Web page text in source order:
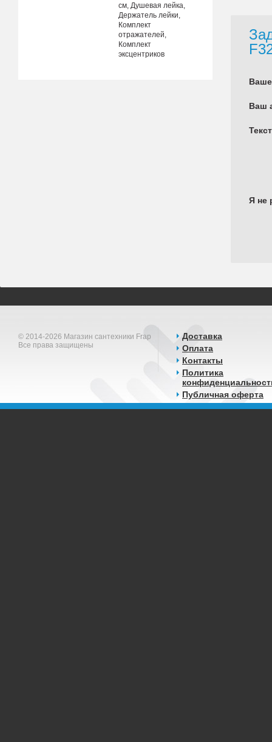
см, Душевая лейка,
Держатель лейки,
Комплект
отражателей,
Комплект
эксцентриков
Ваш
Я не
© 2014-2026 Магазин сантехники Frap
Все права защищены
Доставка
Оплата
Контакты
Политика
Публичная оферта